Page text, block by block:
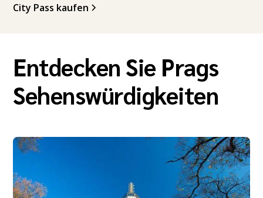
City Pass kaufen
Entdecken Sie Prags
Sehenswürdigkeiten